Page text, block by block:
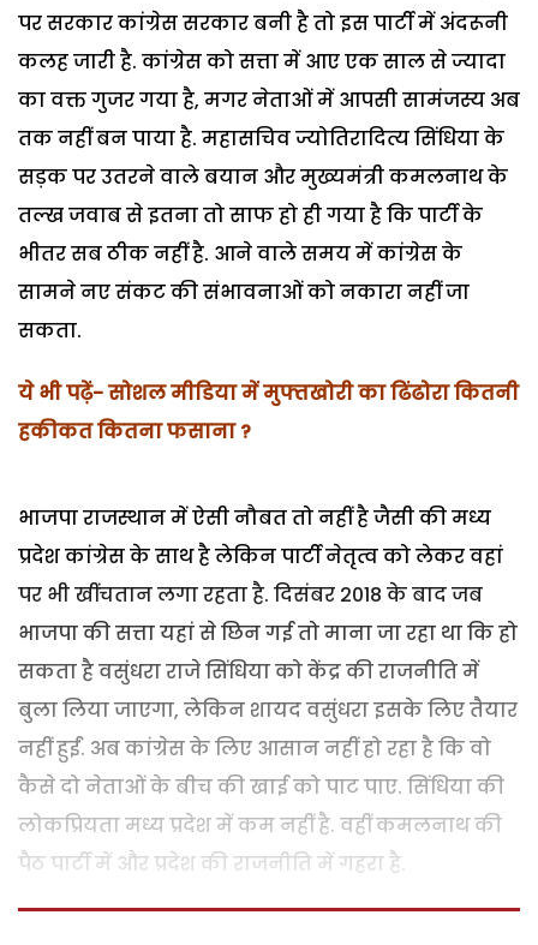
पर सरकार कांग्रेस सरकार बनी है तो इस पार्टी में अंदरूनी
कलह जारी है. कांग्रेस को सत्ता में आए एक साल से ज्यादा
का वक्त गुजर गया है, मगर नेताओं में आपसी सामंजस्य अब
तक नहीं बन पाया है. महासचिव ज्योतिरादित्य सिंधिया के
सड़क पर उतरने वाले बयान और मुख्यमंत्री कमलनाथ के
तल्ख जवाब से इतना तो साफ हो ही गया है कि पार्टी के
भीतर सब ठीक नहीं है. आने वाले समय में कांग्रेस के
सामने नए संकट की संभावनाओं को नकारा नहीं जा
सकता.
ये भी पढ़ें-सोशल मीडिया में मुफ्तखोरी का ढिंढोरा कितनी
हकीकत कितना फसाना ?
भाजपा राजस्थान में ऐसी नौबत तो नहीं है जैसी की मध्य
प्रदेश कांग्रेस के साथ है लेकिन पार्टी नेतृत्व को लेकर वहां
पर भी खींचतान लगा रहता है. दिसंबर 2018 के बाद जब
भाजपा की सत्ता यहां से छिन गई तो माना जा रहा था कि हो
सकता है वसुंधरा राजे सिंधिया को केंद्र की राजनीति में
बुला लिया जाएगा, लेकिन शायद वसुंधरा इसके लिए तैयार
नहीं हुईं. अब कांग्रेस के लिए आसान नहीं हो रहा है कि वो
कैसे दो नेताओं के बीच की खाई को पाट पाए. सिंधिया की
लोकप्रियता मध्य प्रदेश में कम नहीं है. वहीं कमलनाथ की
पैठ पार्टी में और प्रदेश की राजनीति में गहरा है.